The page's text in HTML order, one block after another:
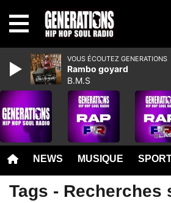
NEWS MUSIQUE
Tags - Recherches
VOUS ÉCOUTEZ GENERATIONS
Rambo goyard
B.M.S